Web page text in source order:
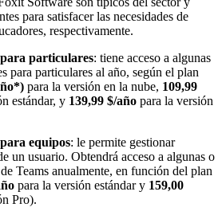
para satisfacer las necesidades de
respectivamente.
particulares: tiene acceso a algunas
para particulares al año, según el plan
para la versión en la nube, 109,99
estándar, y 139,99 $/año para la versión
equipos: le permite gestionar
un usuario. Obtendrá acceso a algunas o
Teams anualmente, en función del plan
para la versión estándar y 159,00
Pro).